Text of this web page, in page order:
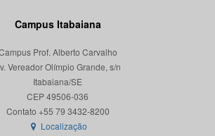
Campus Itabaiana
Prof. Alberto Carvalho
Vereador Olímpio Grande, s/n
Itabaiana/SE
CEP 49506-036
Localização